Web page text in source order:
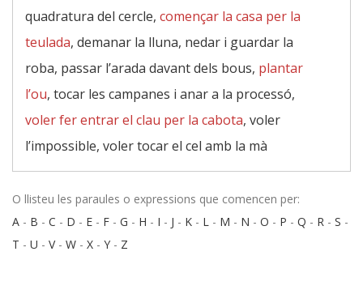
quadratura del cercle, començar la casa per la
teulada, demanar la lluna, nedar i guardar la
roba, passar l’arada davant dels bous, plantar
l’ou, tocar les campanes i anar a la processó,
voler fer entrar el clau per la cabota, voler
l’impossible, voler tocar el cel amb la mà
O llisteu les paraules o expressions que comencen per:
A - B - C - D - E - F - G - H - I - J - K - L - M - N - O - P - Q - R - S -
T - U - V- W - X - Y - Z